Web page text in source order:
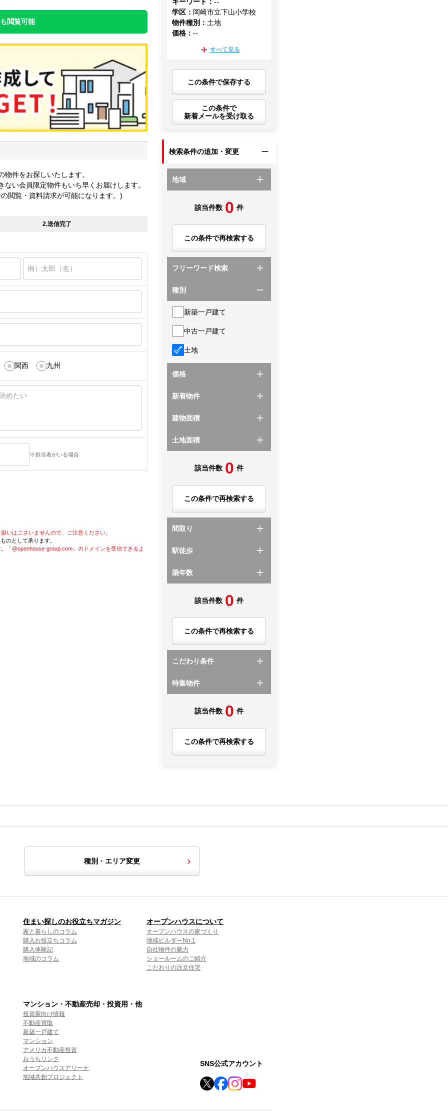
閲覧可能
件をお探しいたします。
い会員限定物件もいち早くお届けします。
閲覧・資料請求が可能になります。)
2.送信完了
関西 九州
※担当者がいる場合
いはございませんので、ご注意ください。
のとして承ります。
「@openhouse-group.com」のドメインを受信できるよ
学区 ： 岡崎市立下山小学校
物件種別 ： 土地
価格 ：--
すべて見る
この条件で保存する
この条件で
新着メールを受け取る
検索条件の追加・変更
地域
該当件数 0 件
この条件で再検索する
フリーワード検索
種別
新築一戸建て
中古一戸建て
土地
価格
新着物件
建物面積
土地面積
該当件数 0 件
この条件で再検索する
間取り
駅徒歩
築年数
該当件数 0 件
この条件で再検索する
こだわり条件
特集物件
該当件数 0 件
この条件で再検索する
種別・エリア変更
住まい探しのお役立ちマガジン
家と暮らしのコラム
購入お役立ちコラム
購入体験記
地域のコラム
オープンハウスについて
オープンハウスの家づくり
地域ビルダーNo.1
自社物件の魅力
ショールームのご紹介
こだわりの注文住宅
マンション・不動産売却・投資用・他
投資家向け情報
不動産買取
新築一戸建て
マンション
アメリカ不動産投資
おうちリンク
オープンハウスアリーナ
地域共創プロジェクト
SNS公式アカウント